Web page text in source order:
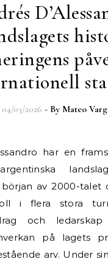
04/03/2026 - By Mateo
av 2000-talet
i flera stora
och
på lagets
arv. Under